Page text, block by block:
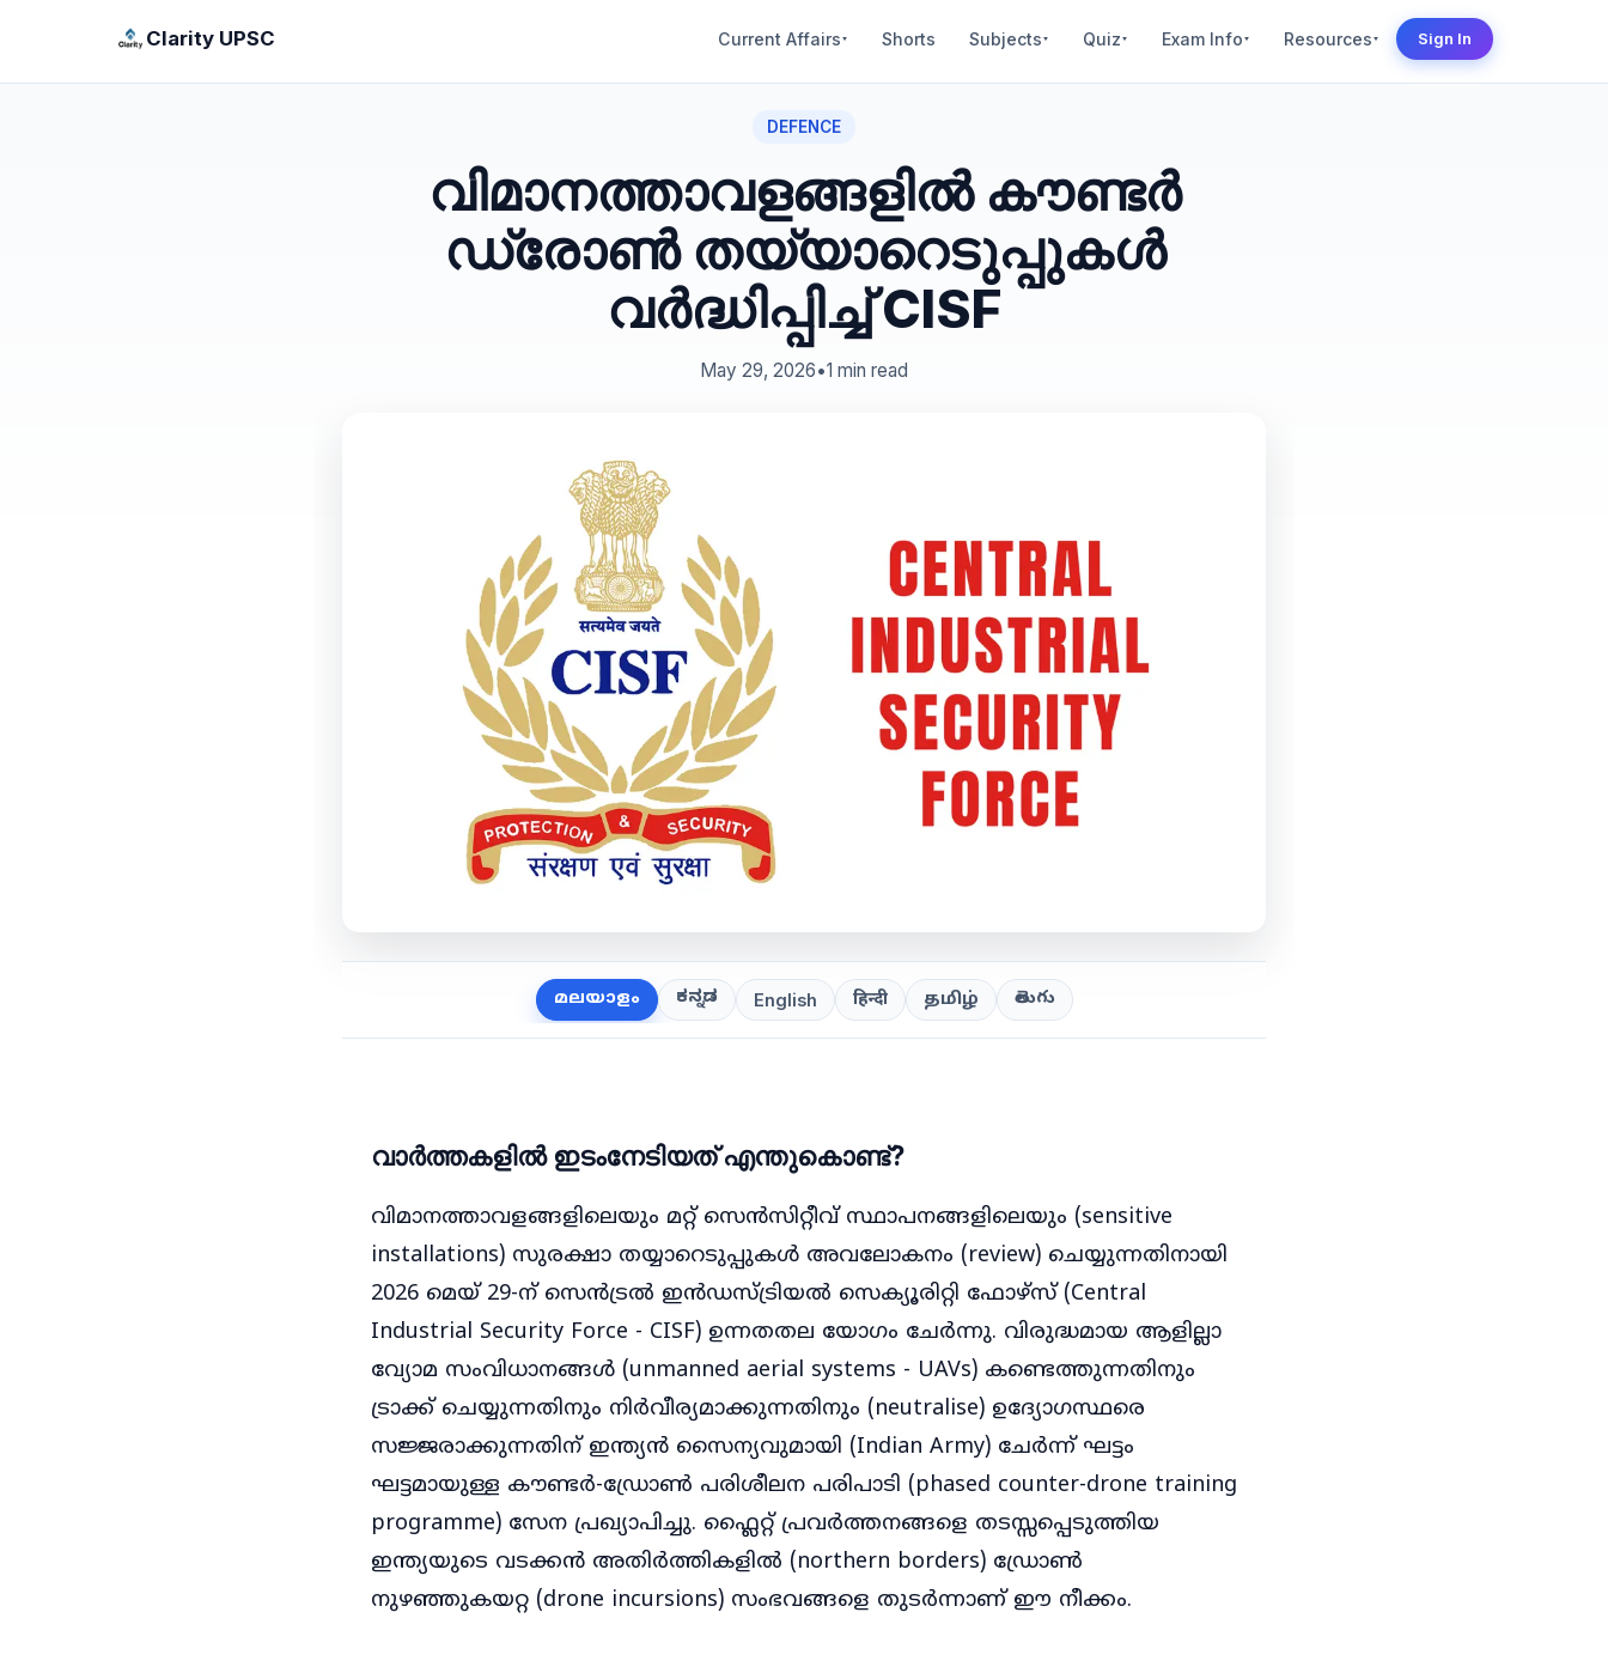
Clarity UPSC Current Affairs▾ Shorts Subjects▾ Quiz▾ Exam Info▾ Resources▾ Sign In
DEFENCE
വിമാനത്താവളങ്ങളിൽ കൗണ്ടർ
ഡ്രോൺ തയ്യാറെടുപ്പുകൾ
വർദ്ധിപ്പിച്ച് CISF
May 29, 2026•1 min read
മലയാളം ಕನ್ನಡ English हिन्दी தமிழ் తెలుగు
വാർത്തകളിൽ ഇടംനേടിയത് എന്തുകൊണ്ട്?
വിമാനത്താവളങ്ങളിലെയും മറ്റ് സെൻസിറ്റീവ് സ്ഥാപനങ്ങളിലെയും (sensitive
installations) സുരക്ഷാ തയ്യാറെടുപ്പുകൾ അവലോകനം (review) ചെയ്യുന്നതിനായി
2026 മെയ് 29-ന് സെൻട്രൽ ഇൻഡസ്ട്രിയൽ സെക്യൂരിറ്റി ഫോഴ്സ് (Central
Industrial Security Force - CISF) ഉന്നതതല യോഗം ചേർന്നു. വിരുദ്ധമായ ആളില്ലാ
വ്യോമ സംവിധാനങ്ങൾ (unmanned aerial systems - UAVs) കണ്ടെത്തുന്നതിനും
ട്രാക്ക് ചെയ്യുന്നതിനും നിർവീര്യമാക്കുന്നതിനും (neutralise) ഉദ്യോഗസ്ഥരെ
സജ്ജരാക്കുന്നതിന് ഇന്ത്യൻ സൈന്യവുമായി (Indian Army) ചേർന്ന് ഘട്ടം
ഘട്ടമായുള്ള കൗണ്ടർ-ഡ്രോൺ പരിശീലന പരിപാടി (phased counter-drone training
programme) സേന പ്രഖ്യാപിച്ചു. ഫ്ലൈറ്റ് പ്രവർത്തനങ്ങളെ തടസ്സപ്പെടുത്തിയ
ഇന്ത്യയുടെ വടക്കൻ അതിർത്തികളിൽ (northern borders) ഡ്രോൺ
നുഴഞ്ഞുകയറ്റ (drone incursions) സംഭവങ്ങളെ തുടർന്നാണ് ഈ നീക്കം.